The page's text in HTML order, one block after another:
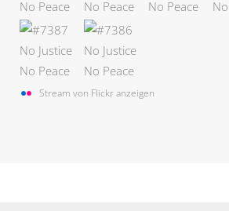
Stream von Flickr anzeigen